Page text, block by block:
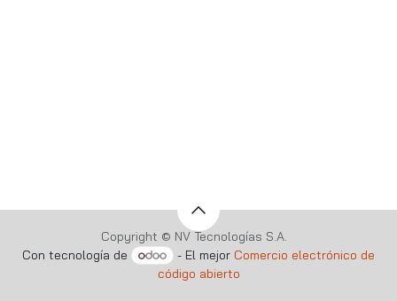
Copyright © NV Tecnologías S.A.
Con tecnología de
- El mejor Comercio electrónico de
código abierto